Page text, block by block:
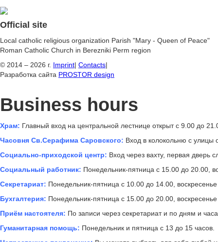
Official site
Local catholic religious organization Parish "Mary - Queen of Peace"
Roman Catholic Church in Berezniki Perm region
© 2014 – 2026 г. Imprint| Contacts|
Разработка сайта PROSTOR design
Business hours
Храм: Главный вход на центральной лестнице открыт с 9.00 до
Часовня Св.Серафима Саровского: Вход в колокольню с улицы
Социально-приходской центр: Вход через вахту, первая дверь
Социальный работник: Понедельник-пятница с 15.00 до 20.00,
Секретариат: Понедельник-пятница с 10.00 до 14.00,
Бухгалтерия: Понедельник-пятница с 15.00 до 20.00,
Приём настоятеля: По записи через секретариат и по дням и
Гуманитарная помощь: Понедельник и пятница с 13 до 15 часов.